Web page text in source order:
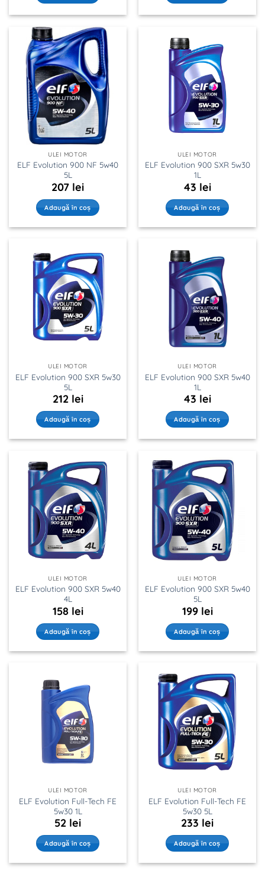
ULEI MOTOR
ELF Evolution 900 NF 5w40
5L
207 lei
Adaugă în coș
ULEI MOTOR
ELF Evolution 900 SXR 5w30
1L
43 lei
Adaugă în coș
ULEI MOTOR
ELF Evolution 900 SXR 5w30
5L
212 lei
Adaugă în coș
ULEI MOTOR
ELF Evolution 900 SXR 5w40
1L
43 lei
Adaugă în coș
ULEI MOTOR
ELF Evolution 900 SXR 5w40
4L
158 lei
Adaugă în coș
ULEI MOTOR
ELF Evolution 900 SXR 5w40
5L
199 lei
Adaugă în coș
ULEI MOTOR
ELF Evolution Full-Tech FE
5w30 1L
52 lei
Adaugă în coș
ULEI MOTOR
ELF Evolution Full-Tech FE
5w30 5L
233 lei
Adaugă în coș